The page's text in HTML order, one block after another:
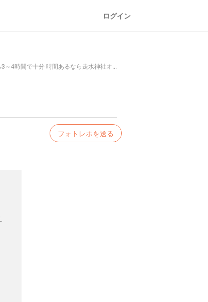
ログイン
～4時間で十分 時間あるなら走水神社オ...
フォトレポを送る